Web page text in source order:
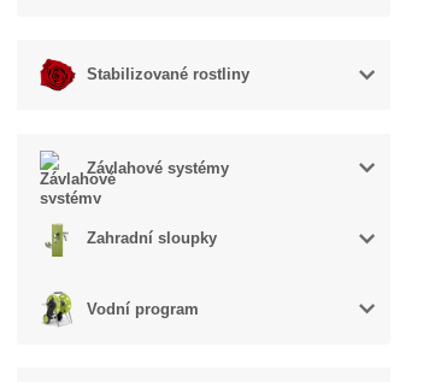
Stabilizované rostliny
Závlahové systémy
Zahradní sloupky
Vodní program